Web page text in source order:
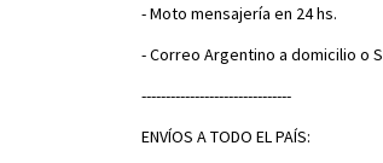
- Moto mensajería en 24 hs.
- Correo Argentino a domicilio o
-------------------------------
ENVÍOS A TODO EL PAÍS: